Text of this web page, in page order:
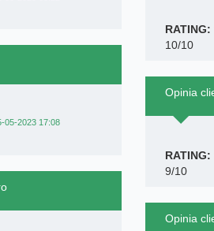
05-2023 17:08
RATING:
10/10
Opinia
RATING:
9/10
Opinia